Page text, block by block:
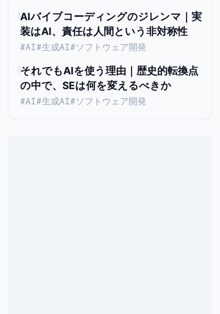
AIバイブコーディングのジレンマ｜実
装はAI、責任は人間という非対称性
#AI#生成AI#ソフトウェア開発
それでもAIを使う理由｜歴史的転換点
の中で、SEは何を変えるべきか
#AI#生成AI#ソフトウェア開発